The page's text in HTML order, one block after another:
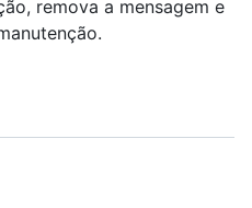
remova a mensagem e